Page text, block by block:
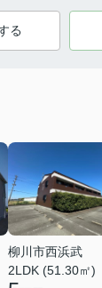
る
柳川市西浜武
2LDK (51.30㎡)